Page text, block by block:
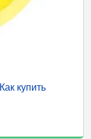
купить